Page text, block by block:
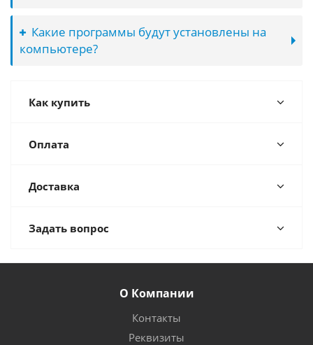
Какие программы будут установлены на
компьютере?
Как купить
Оплата
Доставка
Задать вопрос
О Компании
Контакты
Реквизиты